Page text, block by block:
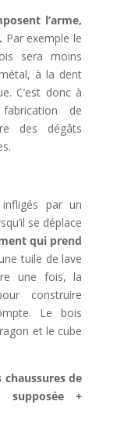
l’arme,
Par exemple le
sera moins
à la dent
C’est donc à
de
des dégâts
par un
se déplace
qui prend
tuile de lave
une fois, la
construire
Le bois
et le cube
de
supposée +